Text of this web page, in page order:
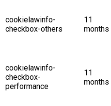
cookielawinfo-
checkbox-others
11
months
cookielawinfo-
checkbox-
performance
11
months